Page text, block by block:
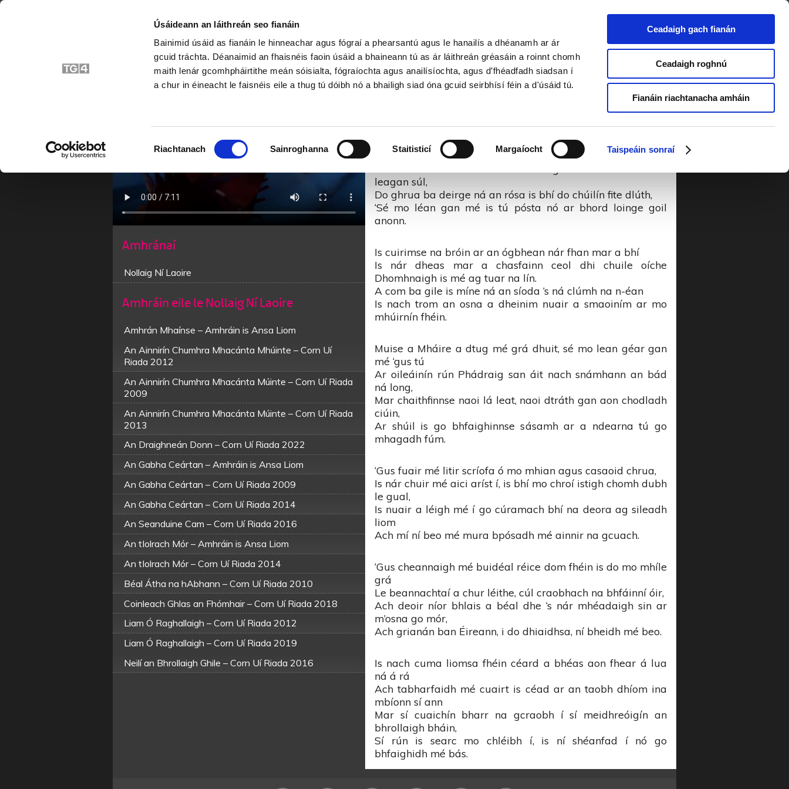
Úsáideann an láithreán seo fianáin
Bainimid úsáid as fianáin le hinneachar agus fógraí a phearsantú agus le hanailís a dhéanamh ar ár
gcuid tráchta. Déanaimid an fhaisnéis faoin úsáid a bhaineann tú as ár láithreán gréasáin a roinnt chomh
maith lenár gcomhpháirtithe meán sóisialta, fógraíochta agus anailísíochta, agus d’fhéadfadh siadsan í
a chur in éineacht le faisnéis eile a thug tú dóibh nó a bhailigh siad óna gcuid seirbhísí féin a d'úsáid tú.
Riachtanach Sainroghanna Staitisticí Margaíocht Taispeáin sonraí
Ceadaigh gach fianán
Ceadaigh roghnú
Fianáin riachtanacha amháin
Coinleach Ghlas an Fhómhair – Corn Uí Riada 2018
Amhránaí
Nollaig Ní Laoire
‘S nach ar choinleach ghlas an Fhómhair, a mhuirnín, sea
dhearc mé thú,
leagan súl,
Do ghrua ba deirge ná an rósa is bhí do chúilín fite dlúth,
‘Sé mo léan gan mé is tú pósta nó ar bhord loinge goil
anonn.
Is cuirimse na bróin ar an ógbhean nár fhan mar a bhí
Is nár dheas mar a chasfainn ceol dhi chuile oíche
Dhomhnaigh is mé ag tuar na lín.
A com ba gile is míne ná an síoda ‘s ná clúmh na n-éan
Is nach trom an osna a dheinim nuair a smaoiním ar mo
mhúirnín fhéin.
Muise a Mháire a dtug mé grá dhuit, sé mo lean géar gan
mé ‘gus tú
Ar oileáinín rún Phádraig san áit nach snámhann an bád
ná long,
Mar chaithfinnse naoi lá leat, naoi dtráth gan aon chodladh
ciúin,
Ar shúil is go bhfaighinnse sásamh ar a ndearna tú go
mhagadh fúm.
‘Gus fuair mé litir scríofa ó mo mhian agus casaoid chrua,
Is nár chuir mé aici aríst í, is bhí mo chroí istigh chomh dubh
le gual,
Is nuair a léigh mé í go cúramach bhí na deora ag sileadh
liom
Ach mí ní beo mé mura bpósadh mé ainnir na gcuach.
‘Gus cheannaigh mé buidéal réice dom fhéin is do mo mhíle
grá
Le beannachtaí a chur léithe, cúl craobhach na bhfáinní óir,
Ach deoir níor bhlais a béal dhe ‘s nár mhéadaigh sin ar
m’osna go mór,
Ach grianán ban Éireann, i do dhiaidhsa, ní bheidh mé beo.
Is nach cuma liomsa fhéin céard a bhéas aon fhear á lua
ná á rá
Ach tabharfaidh mé cuairt is céad ar an taobh dhíom ina
mbíonn sí ann
Mar sí cuaichín bharr na gcraobh í sí meidhreóigín an
bhrollaigh bháin,
Sí rún is searc mo chléibh í, is ní shéanfad í nó go
bhfaighidh mé bás.
Amhráin eile le Nollaig Ní Laoire
Amhrán Mhaínse – Amhráin is Ansa Liom
An Ainnirín Chumhra Mhacánta Mhúinte – Corn Uí
Riada 2012
An Ainnirín Chumhra Mhacánta Múinte – Corn Uí Riada
2009
An Ainnirín Chumhra Mhacánta Múinte – Corn Uí Riada
2013
An Draighneán Donn – Corn Uí Riada 2022
An Gabha Ceártan – Amhráin is Ansa Liom
An Gabha Ceártan – Corn Uí Riada 2009
An Gabha Ceártan – Corn Uí Riada 2014
An Seanduine Cam – Corn Uí Riada 2016
An tIolrach Mór – Amhráin is Ansa Liom
An tIolrach Mór – Corn Uí Riada 2014
Béal Átha na hAbhann – Corn Uí Riada 2010
Coinleach Ghlas an Fhómhair – Corn Uí Riada 2018
Liam Ó Raghallaigh – Corn Uí Riada 2012
Liam Ó Raghallaigh – Corn Uí Riada 2019
Neilí an Bhrollaigh Ghile – Corn Uí Riada 2016